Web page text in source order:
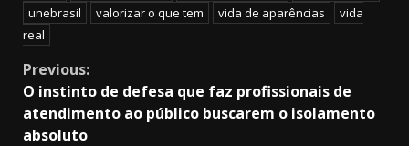
unebrasil
valorizar o que tem vida de aparências
vida
real
Continue
Reading
Previous:
O instinto de defesa que faz profissionais de
atendimento ao público buscarem o isolamento
absoluto